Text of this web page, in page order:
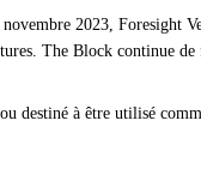
2023, Foresight
The Block continue
à être utilisé